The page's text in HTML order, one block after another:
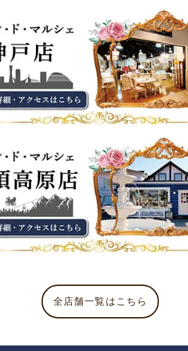
全店舗一覧はこちら